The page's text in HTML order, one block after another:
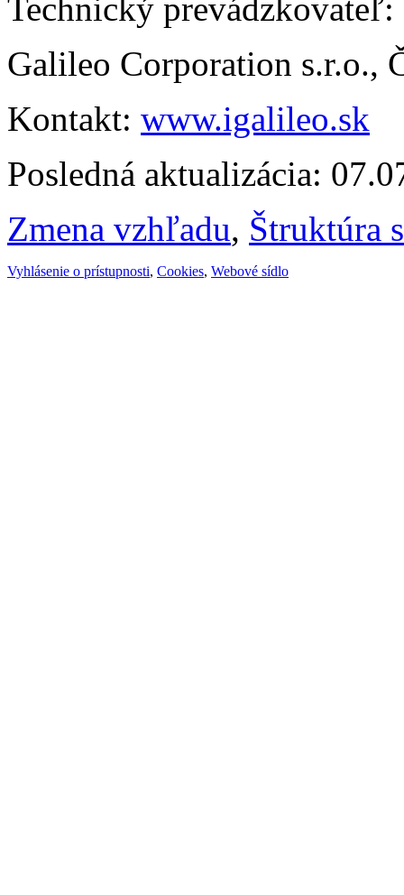
Technický prevádzkovateľ:
Galileo Corporation s.r.o.,
Kontakt: www.igalileo.sk
Posledná aktualizácia:
Zmena vzhľadu, Štruktúra
Vyhlásenie o prístupnosti, Cookies, Webové sídlo